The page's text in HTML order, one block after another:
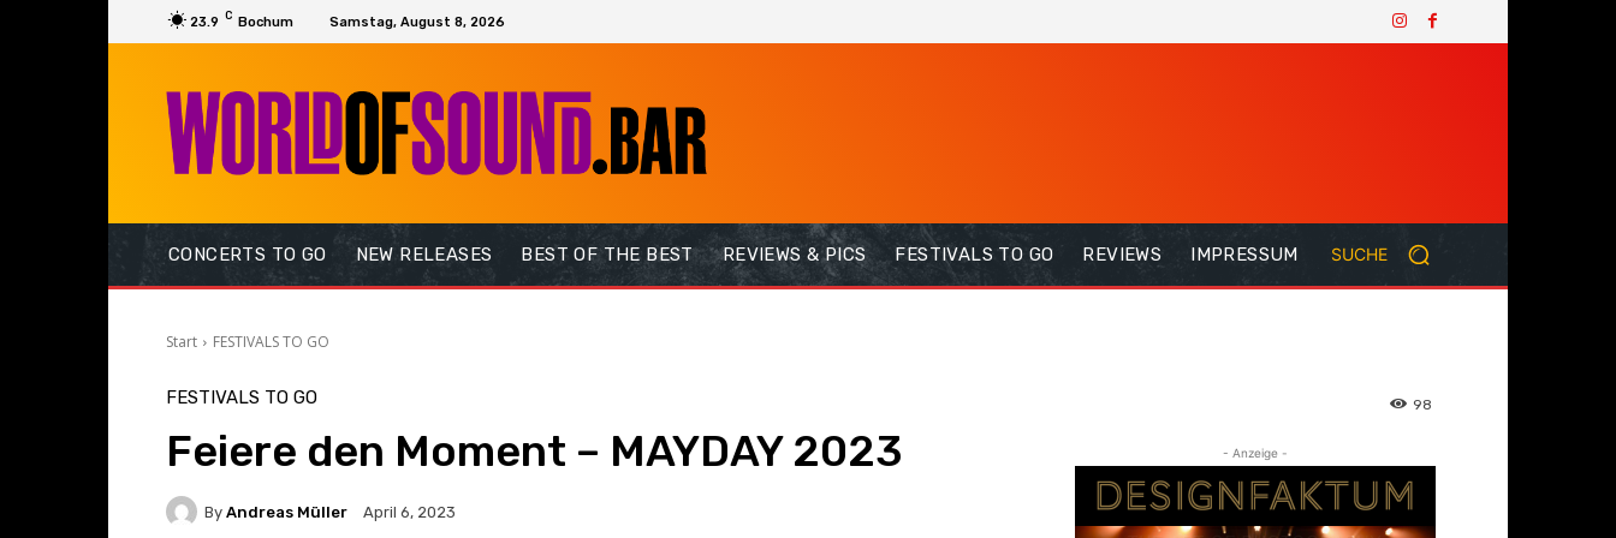
23.9 C Bochum Samstag, August 8, 2026
CONCERTS TO GO NEW RELEASES BEST OF THE BEST REVIEWS & PICS FESTIVALS TO GO REVIEWS IMPRESSUM SUCHE
Start FESTIVALS TO GO
FESTIVALS TO GO
Feiere den Moment – MAYDAY 2023
By Andreas Müller April 6, 2023
98
- Anzeige -